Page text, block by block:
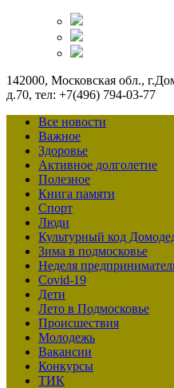
142000, Московская обл.,
д.70, тел: +7(496) 794-03-77
Все новости
Важное
Здоровье
Активное долголетие
Полезное
Книга памяти
Спорт
Люди
Культурный код
Зима в подмосковье
Неделя
Covid-19
Дети
Лето в Подмосковье
Происшествия
Молодежь
Вакансии
Конкурсы
ТИК